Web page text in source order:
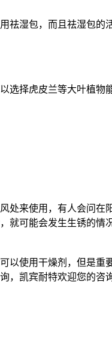
湿包，而且祛湿包的
择虎皮兰等大叶植物
来使用，有人会问在
就可能会发生生锈的情
以使用干燥剂，但是重
，凯宾耐特欢迎您的咨